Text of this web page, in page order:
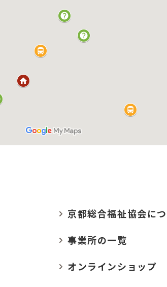
京都総合福祉協会に
事業所の一覧
オンラインショップ